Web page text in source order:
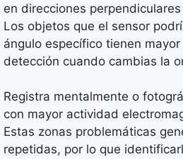
en direcciones
Los objetos que el sensor
ángulo específico tienen
detección cuando cambias la
Registra mentalmente o
con mayor actividad
Estas zonas problemáticas
repetidas, por lo que